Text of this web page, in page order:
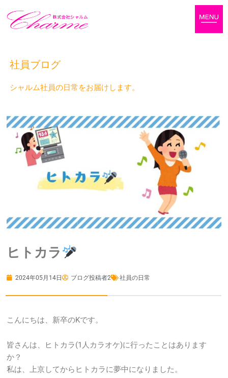
社員ブログ
シャルム社員の日常をお届けします。
ヒトカラ
2024年05月14日 ブログ投稿者2 社員の日常
こんにちは、新卒のKです。
皆さんは、ヒトカラ(1人カラオケ)に行ったことはあります
か？
私は、上京してからヒトカラに夢中になりました。